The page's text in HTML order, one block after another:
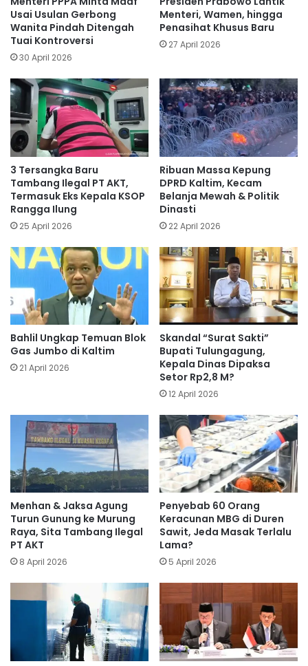
Usai Usulan Gerbong
Wanita Pindah Ditengah
Tuai Kontroversi
30 April 2026
Menteri, Wamen, hingga
Penasihat Khusus Baru
27 April 2026
3 Tersangka Baru
Tambang Ilegal PT AKT,
Termasuk Eks Kepala KSOP
Rangga Ilung
25 April 2026
Ribuan Massa Kepung
DPRD Kaltim, Kecam
Belanja Mewah & Politik
Dinasti
22 April 2026
Bahlil Ungkap Temuan Blok
Gas Jumbo di Kaltim
21 April 2026
Skandal “Surat Sakti”
Bupati Tulungagung,
Kepala Dinas Dipaksa
Setor Rp2,8 M?
12 April 2026
Menhan & Jaksa Agung
Turun Gunung ke Murung
Raya, Sita Tambang Ilegal
PT AKT
8 April 2026
Penyebab 60 Orang
Keracunan MBG di Duren
Sawit, Jeda Masak Terlalu
Lama?
5 April 2026